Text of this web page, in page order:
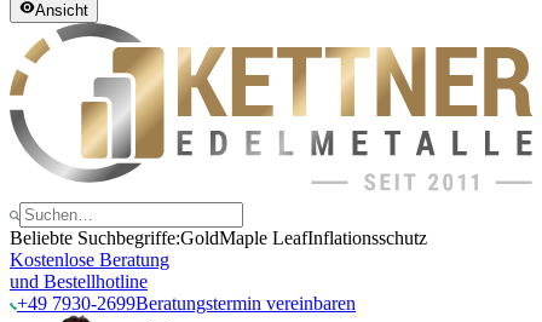
Ansicht
Beliebte Suchbegriffe:GoldMaple LeafInflationsschutz
Kostenlose Beratung
und Bestellhotline
+49 7930-2699Beratungstermin vereinbaren